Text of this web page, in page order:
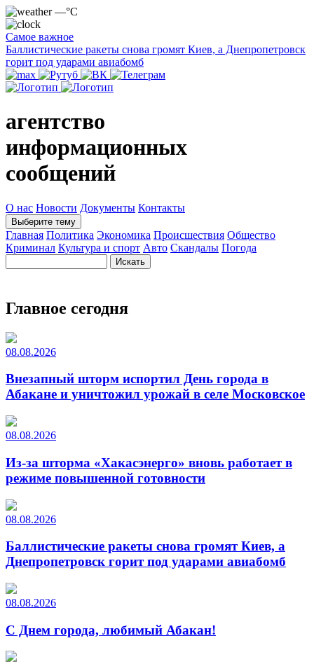
—°C
Самое важное
Баллистические ракеты снова громят Киев, а Днепропетровск
горит под ударами авиабомб
агентство
информационных
сообщений
О нас Новости Документы Контакты
Выберите тему
Главная Политика Экономика Происшествия Общество
Криминал Культура и спорт Авто Скандалы Погода
Главное сегодня
08.08.2026
Внезапный шторм испортил День города в
Абакане и уничтожил урожай в селе Московское
08.08.2026
Из-за шторма «Хакасэнерго» вновь работает в
режиме повышенной готовности
08.08.2026
Баллистические ракеты снова громят Киев, а
Днепропетровск горит под ударами авиабомб
08.08.2026
С Днем города, любимый Абакан!